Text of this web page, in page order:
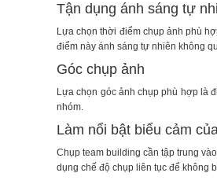
Tận dụng ánh sáng tự
Lựa chọn thời điểm chụp ảnh phù
điểm này ánh sáng tự nhiên không
Góc chụp ảnh
Lựa chọn góc ảnh chụp phù hợp là
nhóm.
Làm nổi bật biểu cảm
Chụp team building cần tập trung
dụng chế độ chụp liên tục để không